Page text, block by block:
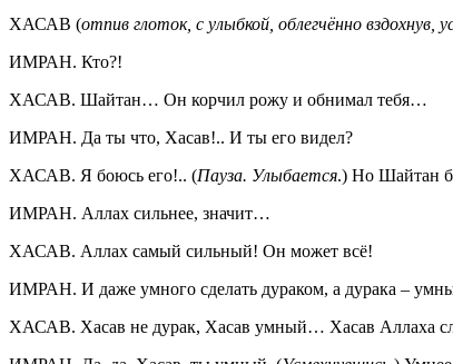
ХАСАВ (отпив глоток, с улыбкой, облегчённо вздохнув,
ИМРАН. Кто?!
ХАСАВ. Шайтан… Он корчил рожу и обнимал тебя…
ИМРАН. Да ты что, Хасав!.. И ты его видел?
ХАСАВ. Я боюсь его!.. (Пауза. Улыбается.) Но Шайтан
ИМРАН. Аллах сильнее, значит…
ХАСАВ. Аллах самый сильный! Он может всё!
ИМРАН. И даже умного сделать дураком, а дурака –
ХАСАВ. Хасав не дурак, Хасав умный… Хасав Аллаха